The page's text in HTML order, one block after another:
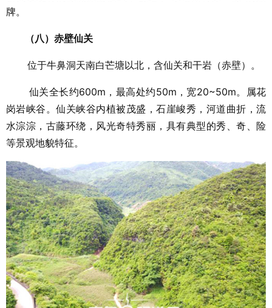
牌。
（八）赤壁仙关
位于牛鼻洞天南白芒塘以北，含仙关和干岩（赤壁）。
仙关全长约600m，最高处约50m，宽20~50m。属花
岗岩峡谷。仙关峡谷内植被茂盛，石崖峻秀，河道曲折，流
水淙淙，古藤环绕，风光奇特秀丽，具有典型的秀、奇、险
等景观地貌特征。